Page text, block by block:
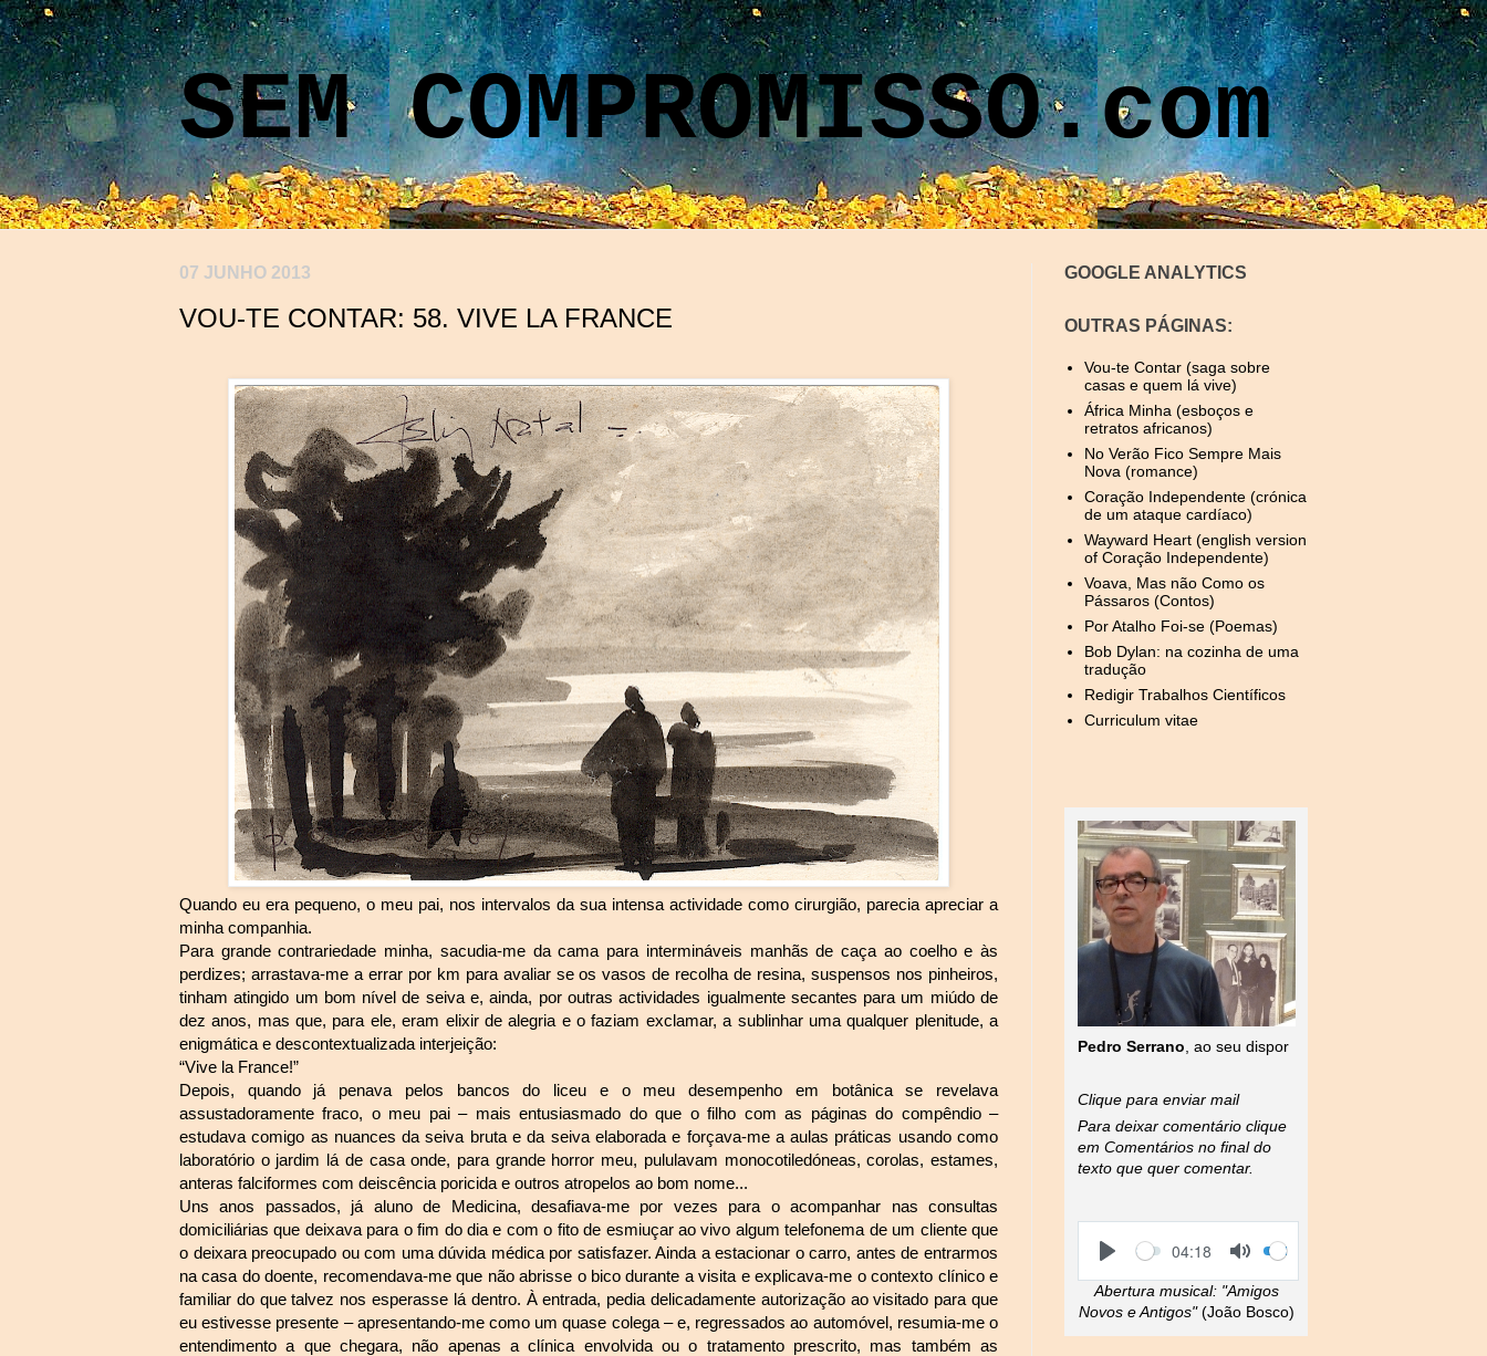
SEM COMPROMISSO.com
07 JUNHO 2013
VOU-TE CONTAR: 58. VIVE LA FRANCE
Quando eu era pequeno, o meu pai, nos intervalos da sua intensa actividade como cirurgião, parecia apreciar a
minha companhia.
Para grande contrariedade minha, sacudia-me da cama para intermináveis manhãs de caça ao coelho e às
perdizes; arrastava-me a errar por km para avaliar se os vasos de recolha de resina, suspensos nos pinheiros,
tinham atingido um bom nível de seiva e, ainda, por outras actividades igualmente secantes para um miúdo de
dez anos, mas que, para ele, eram elixir de alegria e o faziam exclamar, a sublinhar uma qualquer plenitude, a
enigmática e descontextualizada interjeição:
“Vive la France!”
Depois, quando já penava pelos bancos do liceu e o meu desempenho em botânica se revelava
assustadoramente fraco, o meu pai – mais entusiasmado do que o filho com as páginas do compêndio –
estudava comigo as nuances da seiva bruta e da seiva elaborada e forçava-me a aulas práticas usando como
laboratório o jardim lá de casa onde, para grande horror meu, pululavam monocotiledóneas, corolas, estames,
anteras falciformes com deiscência poricida e outros atropelos ao bom nome...
Uns anos passados, já aluno de Medicina, desafiava-me por vezes para o acompanhar nas consultas
domiciliárias que deixava para o fim do dia e com o fito de esmiuçar ao vivo algum telefonema de um cliente que
o deixara preocupado ou com uma dúvida médica por satisfazer. Ainda a estacionar o carro, antes de entrarmos
na casa do doente, recomendava-me que não abrisse o bico durante a visita e explicava-me o contexto clínico e
familiar do que talvez nos esperasse lá dentro. À entrada, pedia delicadamente autorização ao visitado para que
eu estivesse presente – apresentando-me como um quase colega – e, regressados ao automóvel, resumia-me o
entendimento a que chegara, não apenas a clínica envolvida ou o tratamento prescrito, mas também as
GOOGLE ANALYTICS
OUTRAS PÁGINAS:
Vou-te Contar (saga sobre
casas e quem lá vive)
África Minha (esboços e
retratos africanos)
No Verão Fico Sempre Mais
Nova (romance)
Coração Independente (crónica
de um ataque cardíaco)
Wayward Heart (english version
of Coração Independente)
Voava, Mas não Como os
Pássaros (Contos)
Por Atalho Foi-se (Poemas)
Bob Dylan: na cozinha de uma
tradução
Redigir Trabalhos Científicos
Curriculum vitae
Pedro Serrano , ao seu dispor
Clique para enviar mail
Para deixar comentário clique
em Comentários no final do
texto que quer comentar.
l
y
S
e
e
k
C
r
r
e
n
t
04:18
o
g
l
V
o
l
u
m
e
Abertura musical:"Amigos
Novos e Antigos"(João Bosco)